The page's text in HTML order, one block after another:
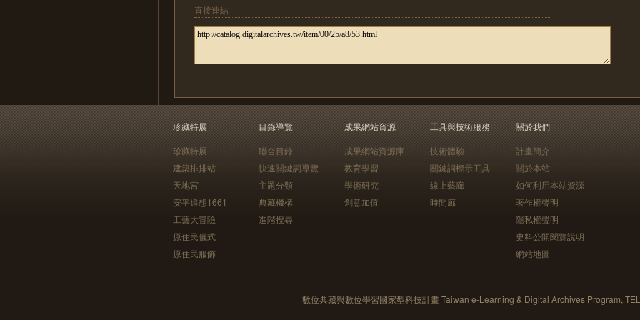
直接連結
珍藏特展
珍藏特展
建築排排站
天地宮
安平追想1661
工藝大冒險
原住民儀式
原住民服飾
目錄導覽
聯合目錄
快速關鍵詞導覽
主題分類
典藏機構
進階搜尋
成果網站資源
成果網站資源庫
教育學習
學術研究
創意加值
工具與技術服務
技術體驗
關鍵詞標示工具
線上藝廊
時間廊
關於我們
計畫簡介
關於本站
如何利用本站資源
著作權聲明
隱私權聲明
史料公開閱覽說明
網站地圖
數位典藏與數位學習國家型科技計畫 Taiwan e-Learning & Digital Archives Program,